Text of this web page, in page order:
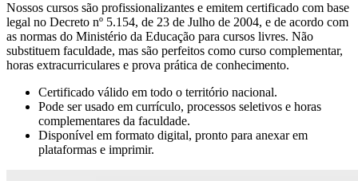
Nossos cursos são profissionalizantes e emitem certificado com base
legal no Decreto nº 5.154, de 23 de Julho de 2004, e de acordo com
as normas do Ministério da Educação para cursos livres. Não
substituem faculdade, mas são perfeitos como curso complementar,
horas extracurriculares e prova prática de conhecimento.
Certificado válido em todo o território nacional.
Pode ser usado em currículo, processos seletivos e horas
complementares da faculdade.
Disponível em formato digital, pronto para anexar em
plataformas e imprimir.